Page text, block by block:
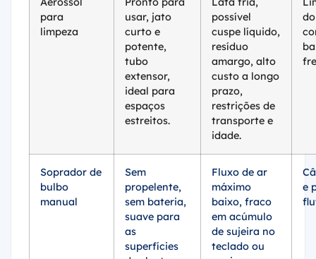
para
limpeza
usar, jato
curto e
potente,
tubo
extensor,
ideal para
espaços
estreitos.
possível
cuspe líquido,
resíduo
amargo, alto
custo a longo
prazo,
restrições de
transporte e
idade.
bulbo
manual
propelente,
sem bateria,
suave para
as
superfícies
das lentes.
máximo
baixo, fraco
em acúmulo
de sujeira no
teclado ou
poeira na
e